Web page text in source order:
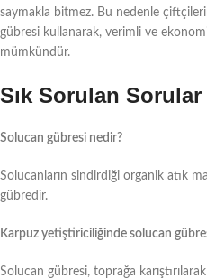
saymakla bitmez. Bu nedenle
gübresi kullanarak, verimli ve
mümkündür.
Sık Sorulan Sorular
Solucan gübresi nedir?
Solucanların sindirdiği organik atık
gübredir.
Karpuz yetiştiriciliğinde solucan
Solucan gübresi, toprağa